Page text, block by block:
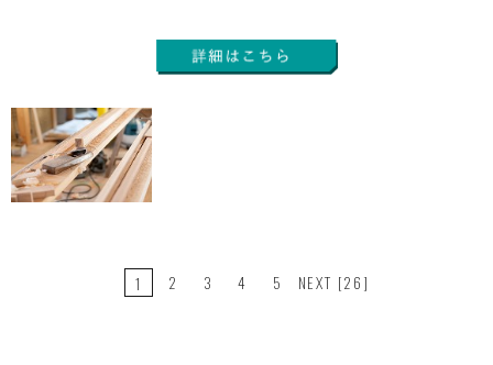
1 2 3 4 5 NEXT [26]